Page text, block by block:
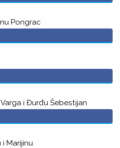
Pongrac
i Đurđu Šebestijan
i Marijinu